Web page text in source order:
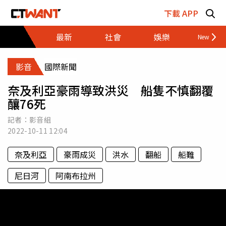
下載 APP
最新
社會 娛樂 財經
影音 國際新聞
奈及利亞豪雨導致洪災 船隻不慎翻覆
釀76死
記者：影音組
2022-10-11 12:04
奈及利亞 豪雨成災 洪水 翻船
船難
尼日河
阿南布拉州